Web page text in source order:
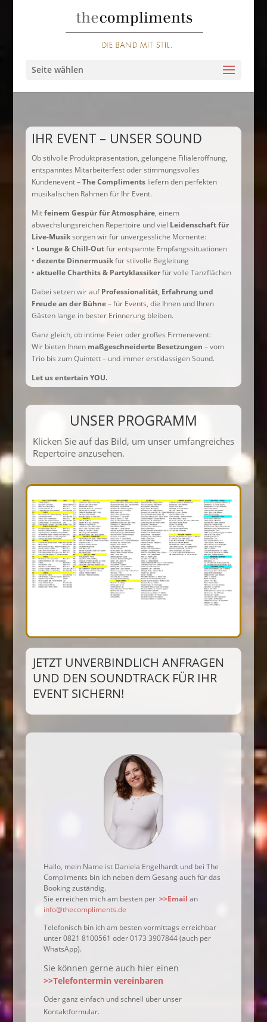
Seite wählen
IHR EVENT – UNSER SOUND
Ob stilvolle Produktpräsentation, gelungene Filialeröffnung,
entspanntes Mitarbeiterfest oder stimmungsvolles
Kundenevent –The Complimentsliefern den perfekten
musikalischen Rahmen für Ihr Event.
Mitfeinem Gespür für Atmosphäre, einem
abwechslungsreichen Repertoire und viel Leidenschaft für
Live-Musiksorgen wir für unvergessliche Momente:
• Lounge & Chill-Outfür entspannte Empfangssituationen
• dezente Dinnermusikfür stilvolle Begleitung
• aktuelle Charthits & Partyklassikerfür volle Tanzflächen
Dabei setzen wir aufProfessionalität, Erfahrung und
Freude an der Bühne– für Events, die Ihnen und Ihren
Gästen lange in bester Erinnerung bleiben.
Ganz gleich, ob intime Feier oder großes Firmenevent:
Wir bieten Ihnen maßgeschneiderte Besetzungen – vom
Trio bis zum Quintett – und immer erstklassigen Sound.
Let us entertain YOU.
UNSER PROGRAMM
Klicken Sie auf das Bild, um unser umfangreiches
Repertoire anzusehen.
JETZT UNVERBINDLICH ANFRAGEN
UND DEN SOUNDTRACK FÜR IHR
EVENT SICHERN!
Hallo, mein Name ist Daniela Engelhardt und bei The
Compliments bin ich neben dem Gesang auch für das
Booking zuständig.
Sie erreichen mich am besten per >>Email an
info@thecompliments.de
Telefonisch bin ich am besten vormittags erreichbar
unter 0821 8100561 oder 0173 3907844 (auch per
WhatsApp).
Sie können gerne auch hier einen
>>Telefontermin vereinbaren
Oder ganz einfach und schnell über unser
Kontaktformular.